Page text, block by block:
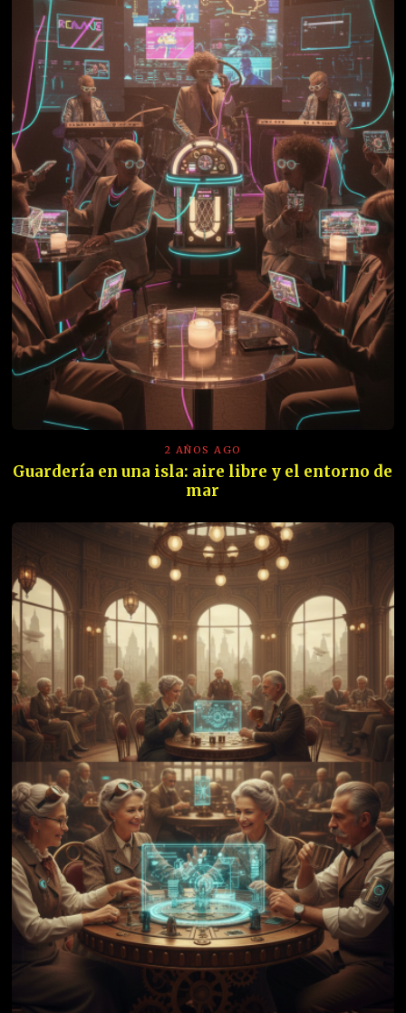
2 AÑOS AGO
Guardería en una isla: aire libre y el entorno de
mar